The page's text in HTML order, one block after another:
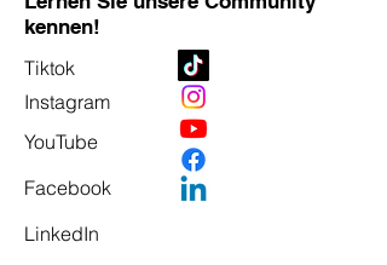
kennen!
Tiktok
Instagram
YouTube
Facebook
LinkedIn